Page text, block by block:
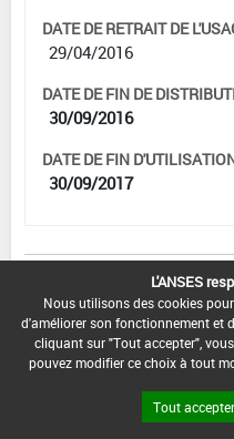
DATE DE RETRAIT DE
29/04/2016
DATE DE FIN DE
30/09/2016
DATE DE FIN
30/09/2017
Fruits
Part.Aer.*Stimul.
DOSE MAX
D'EMPLOI
L'ANSES
Nous utilisons des cookies
d'améliorer son fonctionnement et
cliquant sur "Tout accepter",
pouvez modifier ce choix à tout
Tout accepter